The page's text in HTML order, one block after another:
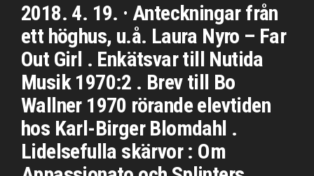
2018. 4. 19. · Anteckningar från
ett höghus, u.å. Laura Nyro – Far
Out Girl . Enkätsvar till Nutida
Musik 1970:2 . Brev till Bo
Wallner 1970 rörande elevtiden
hos Karl-Birger Blomdahl .
Lidelsefulla skärvor : Om